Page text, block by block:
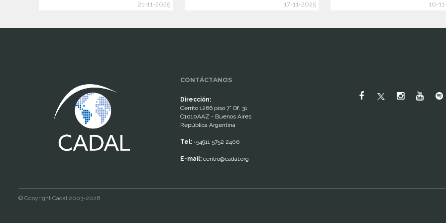
21-11-2025 17-11-2025 10-
CONTÁCTANOS
Dirección:
Cerrito 1266 piso 7° Of. 31
C1010AAZ - Buenos Aires
República Argentina
Tel: +54911 5752 2406
E-mail: centro@cadal.org
© Copyright Cadal 2003-2026